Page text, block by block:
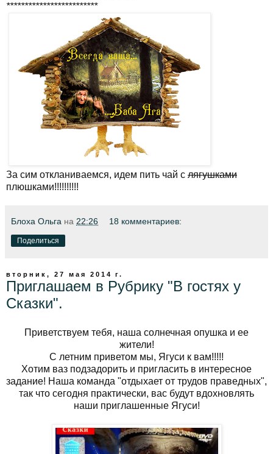
*************************
За сим откланиваемся, идем пить чай с лягушками
плюшками!!!!!!!!!!
Блоха Ольга на 22:26 18 комментариев:
Поделиться
вторник, 27 мая 2014 г.
Приглашаем в Рубрику "В гостях у
Сказки".
Приветствуем тебя, наша солнечная опушка и ее
жители!
С летним приветом мы, Ягуси к вам!!!!!
Хотим ваз подзадорить и пригласить в интересное
задание! Наша команда "отдыхает от трудов праведных",
так что сегодня практически, вас будут вдохновлять
наши приглашенные Ягуси!